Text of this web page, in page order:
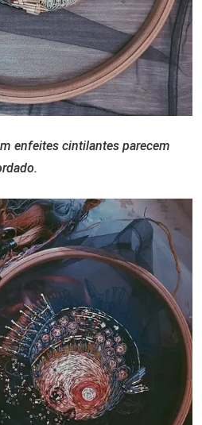
enfeites cintilantes parecem